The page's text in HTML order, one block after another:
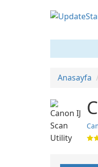
Anasayfa